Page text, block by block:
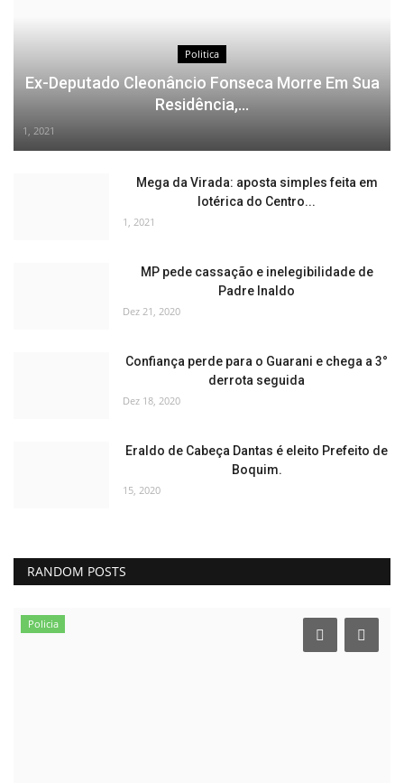
Politica
Ex-Deputado Cleonâncio Fonseca Morre Em Sua
Residência,...
1, 2021
Mega da Virada: aposta simples feita em
lotérica do Centro...
1, 2021
MP pede cassação e inelegibilidade de
Padre Inaldo
Dez 21, 2020
Confiança perde para o Guarani e chega a 3°
derrota seguida
Dez 18, 2020
Eraldo de Cabeça Dantas é eleito Prefeito de
Boquim.
15, 2020
RANDOM POSTS
Policia